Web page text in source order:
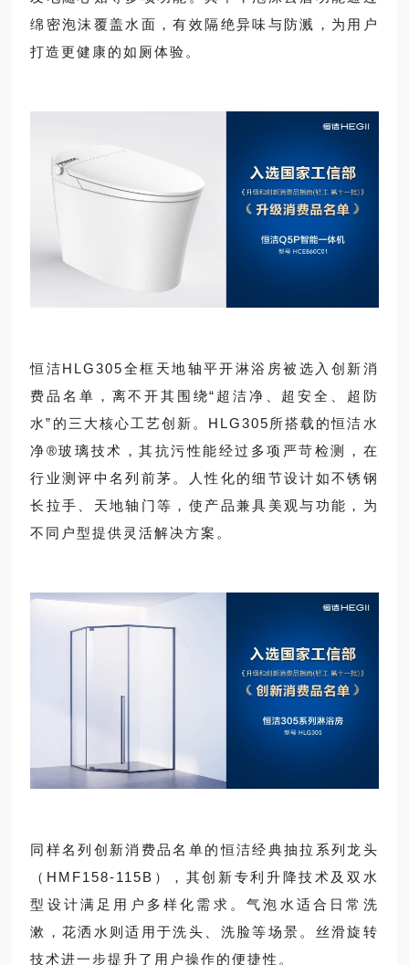
绵密泡沫覆盖水面，有效隔绝异味与防溅，为用户
打造更健康的如厕体验。
恒洁HLG305全框天地轴平开淋浴房被选入创新消
费品名单，离不开其围绕“超洁净、超安全、超防
水”的三大核心工艺创新。HLG305所搭载的恒洁水
净®玻璃技术，其抗污性能经过多项严苛检测，在
行业测评中名列前茅。人性化的细节设计如不锈钢
长拉手、天地轴门等，使产品兼具美观与功能，为
不同户型提供灵活解决方案。
同样名列创新消费品名单的恒洁经典抽拉系列龙头
（HMF158-115B），其创新专利升降技术及双水
型设计满足用户多样化需求。气泡水适合日常洗
漱，花洒水则适用于洗头、洗脸等场景。丝滑旋转
技术进一步提升了用户操作的便捷性。